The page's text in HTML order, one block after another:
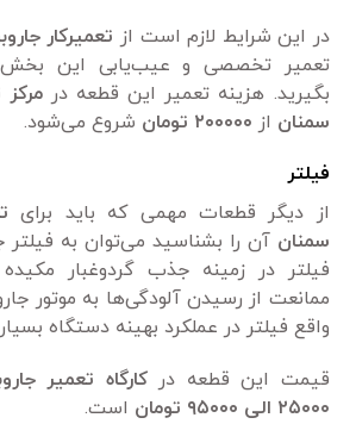
در این شرایط لازم است از تعمیرکار
تعمیر تخصصی و عیب‌یابی این
بگیرید. هزینه تعمیر این قطعه در مرکز
سمنان از
شروع می‌شود.
فیلتر
از دیگر قطعات مهمی که باید برای
سمنان آن را بشناسید می‌توان به فیلتر
فیلتر در زمینه جذب گردوغبار
ممانعت از رسیدن آلودگی‌ها به موتور
واقع فیلتر در عملکرد بهینه دستگاه
قیمت این قطعه درکارگاه تعمیر
۲۵۰۰۰ الی ۹۵۰۰۰ تومان
است.